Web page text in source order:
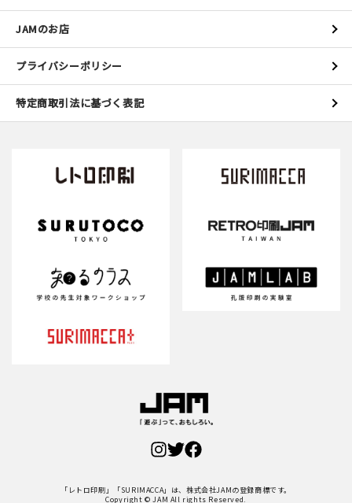
JAMのお店
プライバシーポリシー
特定商取引法に基づく表記
「レトロ印刷」「SURIMACCA」は、株式会社JAMの登録商標です。
Copyright © JAM All rights Reserved.